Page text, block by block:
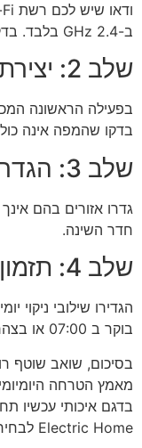
ב-2.4 GHz בלבד. בדקו שהמכשיר בטווח קליטה טוב מהראוטר.
שלב 2: יצירת מפה בית
בפעילה הראשונה
בדקו שהמפה אינה
שלב 3: הגדרת אזורים אוסרים
גדרו אזורים בהם
חדר השינה.
שלב 4: תזמון אוטומטי
הגדירו שילובי ניקוי
בוקר ב 07:00 או בצהריים כשאין איש בבית.
בסיכום, שואב שוטף
מאמץ הטרחה
בדגם איכותי עכשיו
Electric Home לבחירת הדגם היחיד שמתאים לבית שלכם.